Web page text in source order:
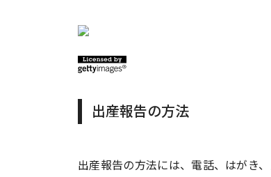
出産報告の方法
出産報告の方法には、電話、はがき